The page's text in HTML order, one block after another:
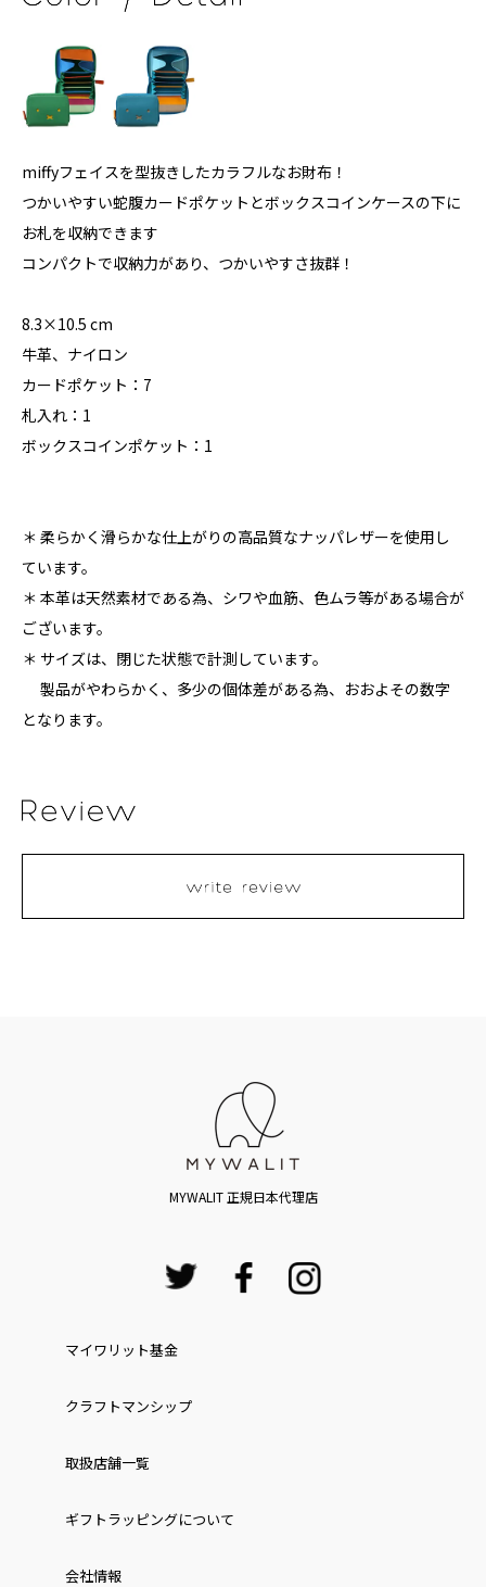
miffyフェイスを型抜きしたカラフルなお財布！
つかいやすい蛇腹カードポケットとボックスコインケースの下に
お札を収納できます
コンパクトで収納力があり、つかいやすさ抜群！
8.3×10.5 cm
牛革、ナイロン
カードポケット：7
札入れ：1
ボックスコインポケット：1
＊ 柔らかく滑らかな仕上がりの高品質なナッパレザーを使用し
ています。
＊ 本革は天然素材である為、シワや血筋、色ムラ等がある場合が
ございます。
＊ サイズは、閉じた状態で計測しています。
製品がやわらかく、多少の個体差がある為、おおよその数字
となります。
MYWALIT 正規日本代理店
マイワリット基金
クラフトマンシップ
取扱店舗一覧
ギフトラッピングについて
会社情報